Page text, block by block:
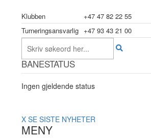
Klubben
+47 47 82 22 55
Turneringsansvarlig +47 93 43 21 00
BANESTATUS
Ingen gjeldende status
X SE SISTE NYHETER
MENY